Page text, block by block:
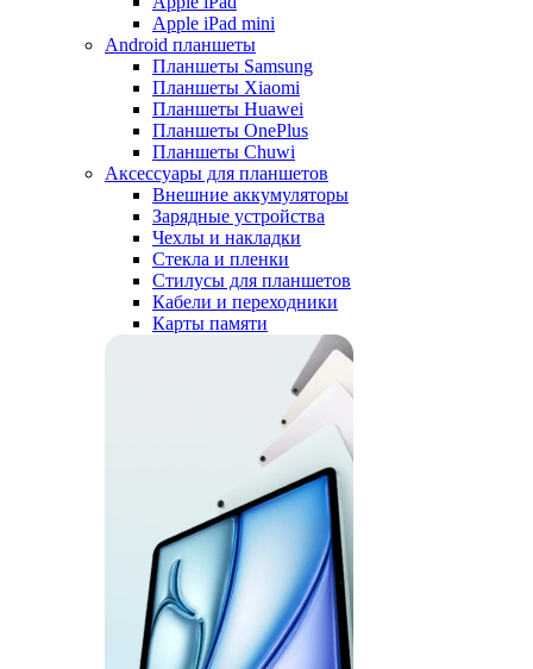
Apple iPad mini
Android планшеты
Планшеты Samsung
Планшеты Xiaomi
Планшеты Huawei
Планшеты OnePlus
Планшеты Chuwi
Аксессуары для планшетов
Внешние аккумуляторы
Зарядные устройства
Чехлы и накладки
Стекла и пленки
Стилусы для планшетов
Кабели и переходники
Карты памяти